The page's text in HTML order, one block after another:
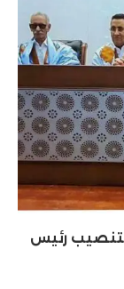
لتنصيب رئيس